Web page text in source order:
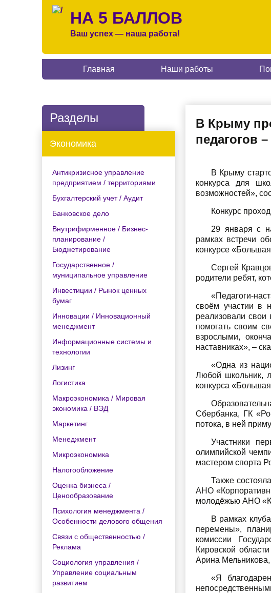
НА 5 БАЛЛОВ
Ваш успех — наша работа!
Главная Наши работы
Разделы
Экономика
Антикризисное управление
предприятием / территориями
Бухгалтерский учет / Аудит
Банковское дело
Внутрифирменное / Бизнес-
планирование /
Бюджетирование
Государственное /
муниципальное управление
Инвестиции / Рынок ценных
бумаг
Инновации / Инновационный
менеджмент
Информационные системы и
технологии
Лизинг
Логистика
Макроэкономика / Мировая
экономика / ВЭД
Маркетинг
Менеджмент
Микроэкономика
Налогообложение
Оценка бизнеса /
Ценообразование
Психология менеджмента /
Особенности делового общения
Связи с общественностью /
Реклама
Социология управления /
Управление социальным
развитием
В Крыму
педагогов
В Крыму
конкурса для
возможностей»,
Конкурс
29 января с
рамках встречи
конкурсе
Сергей
родители ребят,
«Педагоги-
своём участии в
реализовали
помогать своим
взрослыми,
наставниках», –
«Одна из
Любой школьник,
конкурса
Сбербанка, ГК
потока, в ней
Участники
олимпийской
мастером спорта
Также
АНО
молодёжью АНО
В рамках
перемены»,
комиссии
Кировской
Арина
«Я